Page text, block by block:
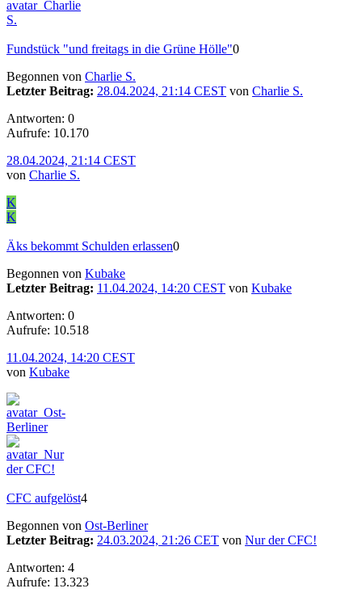
Fundstück "und freitags in die Grüne Hölle"0
Begonnen von Charlie S.
Letzter Beitrag: 28.04.2024, 21:14 CEST von Charlie S.
Antworten: 0
Aufrufe: 10.170
28.04.2024, 21:14 CEST
von Charlie S.
K
K
Äks bekommt Schulden erlassen0
Begonnen von Kubake
Letzter Beitrag: 11.04.2024, 14:20 CEST von Kubake
Antworten: 0
Aufrufe: 10.518
11.04.2024, 14:20 CEST
von Kubake
CFC aufgelöst4
Begonnen von Ost-Berliner
Letzter Beitrag: 24.03.2024, 21:26 CET von Nur der CFC!
Antworten: 4
Aufrufe: 13.323